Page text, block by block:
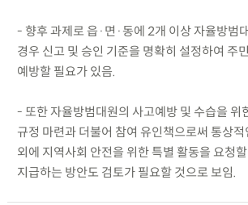
- 향후 과제로 읍·면·동에 2개 이상 자율방범
경우 신고 및 승인 기준을 명확히 설정하여 주
예방할 필요가 있음.
- 또한 자율방범대원의 사고예방 및 수습을 위
규정 마련과 더불어 참여 유인책으로써 통상
외에 지역사회 안전을 위한 특별 활동을 요청
지급하는 방안도 검토가 필요할 것으로 보임.